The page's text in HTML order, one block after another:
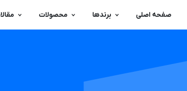
صفحه اصلی برندها محصولات